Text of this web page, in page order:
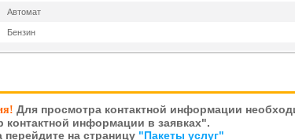
Автомат
Бензин
Для просмотра контактной информации
контактной информации в заявках".
перейдите на страницу "Пакеты услуг"